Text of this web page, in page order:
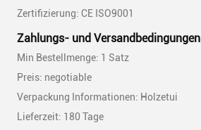
Zertifizierung: CE ISO9001
Zahlungs- und Versandbedingungen
Min Bestellmenge: 1 Satz
Preis: negotiable
Verpackung Informationen: Holzetui
Lieferzeit: 180 Tage